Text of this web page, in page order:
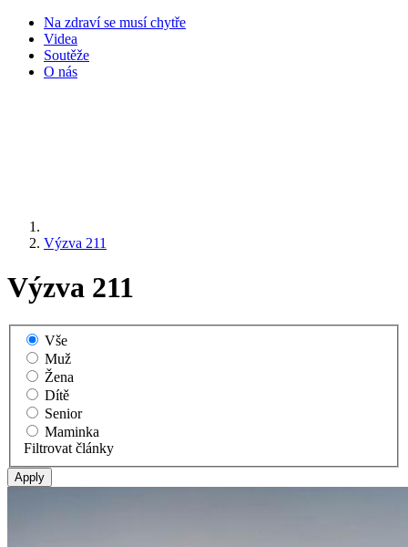
Na zdraví se musí chytře
Videa
Soutěže
O nás
Výzva 211
Výzva 211
Vše
Muž
Žena
Dítě
Senior
Maminka
Filtrovat články